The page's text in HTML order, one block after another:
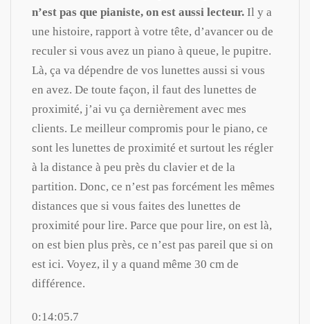
n’est pas que pianiste, on est aussi lecteur. Il y a
une histoire, rapport à votre tête, d’avancer ou de
reculer si vous avez un piano à queue, le pupitre.
Là, ça va dépendre de vos lunettes aussi si vous
en avez. De toute façon, il faut des lunettes de
proximité, j’ai vu ça dernièrement avec mes
clients. Le meilleur compromis pour le piano, ce
sont les lunettes de proximité et surtout les régler
à la distance à peu près du clavier et de la
partition. Donc, ce n’est pas forcément les mêmes
distances que si vous faites des lunettes de
proximité pour lire. Parce que pour lire, on est là,
on est bien plus près, ce n’est pas pareil que si on
est ici. Voyez, il y a quand même 30 cm de
différence.
0:14:05.7